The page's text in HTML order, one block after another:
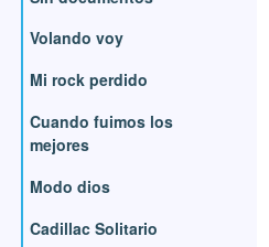
Volando voy
Mi rock perdido
Cuando fuimos los
mejores
Modo dios
Cadillac Solitario